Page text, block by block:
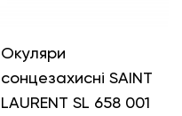
Окуляри
сонцезахисні SAINT
LAURENT SL 658 001